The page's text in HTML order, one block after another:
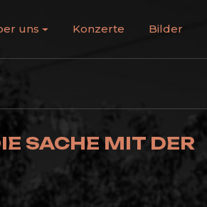
uns Konzerte Bilder
SACHE MIT DER